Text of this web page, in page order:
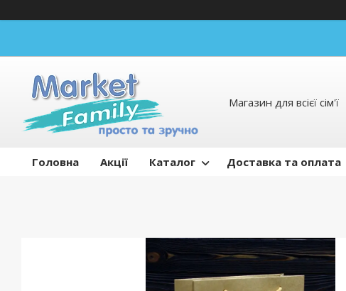
Магазин для всієї сім'ї
Головна Акції Каталог Доставка та оплата